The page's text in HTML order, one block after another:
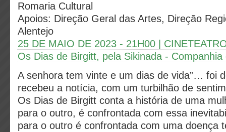
Romaria Cultural
Apoios: Direção Geral das Artes, Direção
Alentejo
25 DE MAIO DE 2023 - 21H00 |
Os Dias de Birgitt, pela Sikinada - Companhia
A senhora tem vinte e um dias de vida”… foi
recebeu a notícia, com um turbilhão de
Os Dias de Birgitt conta a história de uma
para o outro, é confrontada com essa
para o outro é confrontada com uma doença